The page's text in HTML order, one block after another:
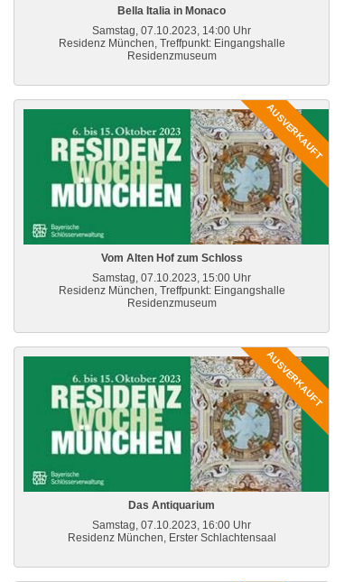
Bella Italia in Monaco
Samstag, 07.10.2023, 14:00 Uhr
Residenz München, Treffpunkt: Eingangshalle
Residenzmuseum
AUSVERKAUFT
Vom Alten Hof zum Schloss
Samstag, 07.10.2023, 15:00 Uhr
Residenz München, Treffpunkt: Eingangshalle
Residenzmuseum
AUSVERKAUFT
Das Antiquarium
Samstag, 07.10.2023, 16:00 Uhr
Residenz München, Erster Schlachtensaal